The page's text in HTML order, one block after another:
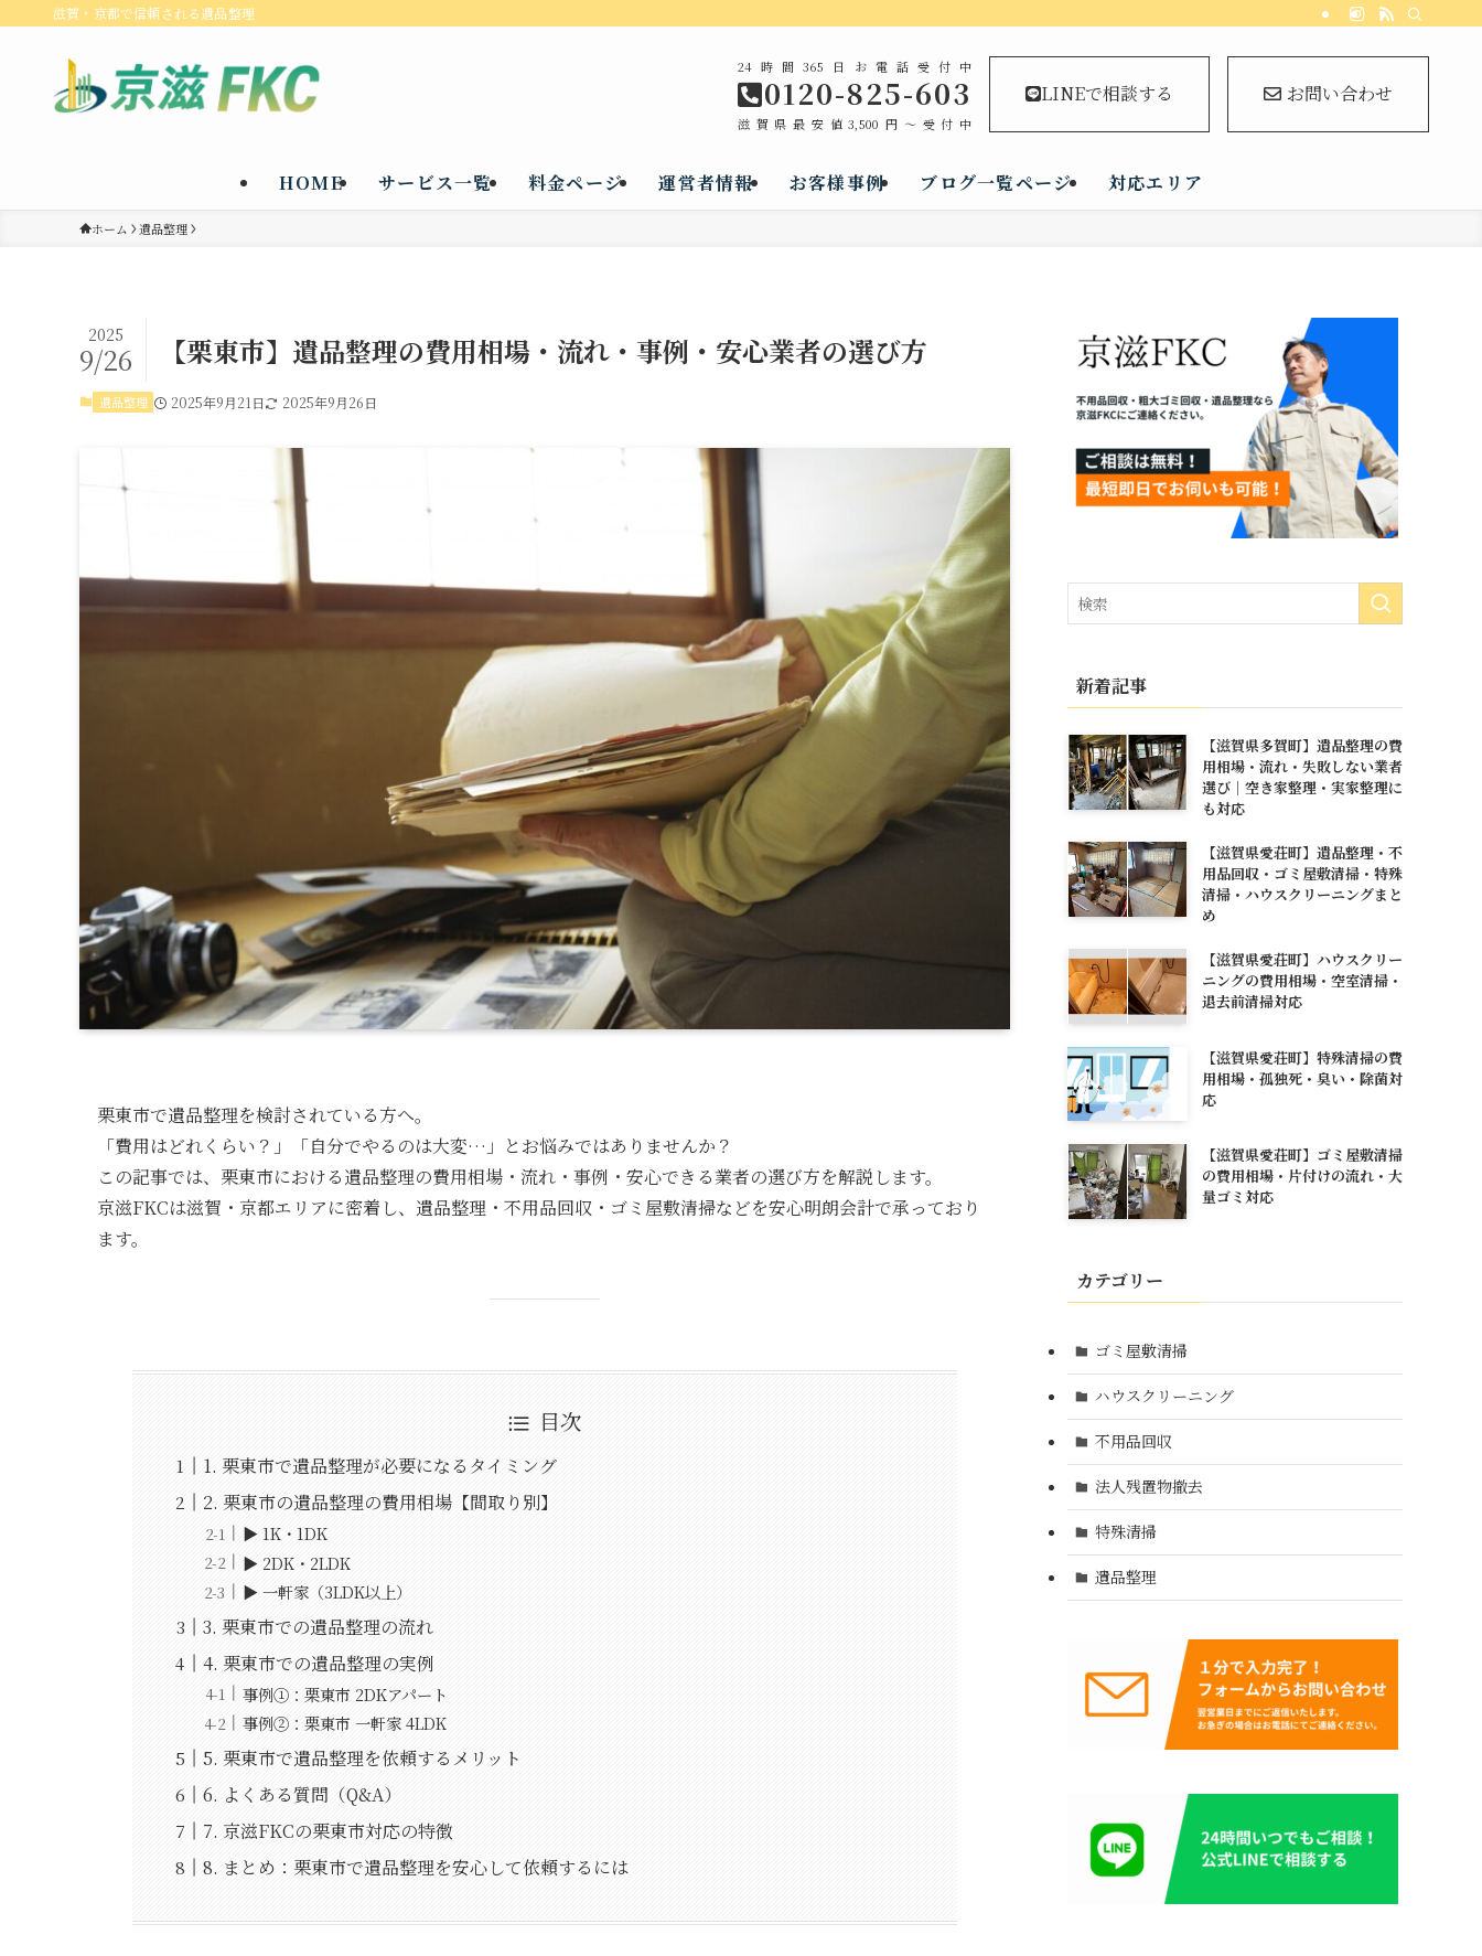
滋賀・京都で信頼される遺品整理
24時間365日お電話受付中
0120-825-603
滋賀県最安値3,500円～受付中
LINEで相談する お問い合わせ
HOME サービス一覧 料金ページ 運営者情報 お客様事例 ブログ一覧ページ 対応エリア
ホーム 遺品整理
【栗東市】遺品整理の費用相場・流れ・事例・安心業者の選び方
2025
9/26
遺品整理 2025年9月21日 2025年9月26日
栗東市で遺品整理を検討されている方へ。
「費用はどれくらい？」「自分でやるのは大変…」とお悩みではありませんか？
この記事では、栗東市における遺品整理の費用相場・流れ・事例・安心できる業者の選び方を解説します。
京滋FKCは滋賀・京都エリアに密着し、遺品整理・不用品回収・ゴミ屋敷清掃などを安心明朗会計で承っており
ます。
目次
1. 栗東市で遺品整理が必要になるタイミング
2. 栗東市の遺品整理の費用相場【間取り別】
▶ 1K・1DK
▶ 2DK・2LDK
▶ 一軒家（3LDK以上）
3. 栗東市での遺品整理の流れ
4. 栗東市での遺品整理の実例
事例①：栗東市 2DKアパート
事例②：栗東市 一軒家 4LDK
5. 栗東市で遺品整理を依頼するメリット
6. よくある質問（Q&A）
7. 京滋FKCの栗東市対応の特徴
8. まとめ：栗東市で遺品整理を安心して依頼するには
新着記事
【滋賀県多賀町】遺品整理の費
用相場・流れ・失敗しない業者
選び｜空き家整理・実家整理に
も対応
【滋賀県愛荘町】遺品整理・不
用品回収・ゴミ屋敷清掃・特殊
清掃・ハウスクリーニングまと
め
【滋賀県愛荘町】ハウスクリー
ニングの費用相場・空室清掃・
退去前清掃対応
【滋賀県愛荘町】特殊清掃の費
用相場・孤独死・臭い・除菌対
応
【滋賀県愛荘町】ゴミ屋敷清掃
の費用相場・片付けの流れ・大
量ゴミ対応
カテゴリー
ゴミ屋敷清掃
ハウスクリーニング
不用品回収
法人残置物撤去
特殊清掃
遺品整理